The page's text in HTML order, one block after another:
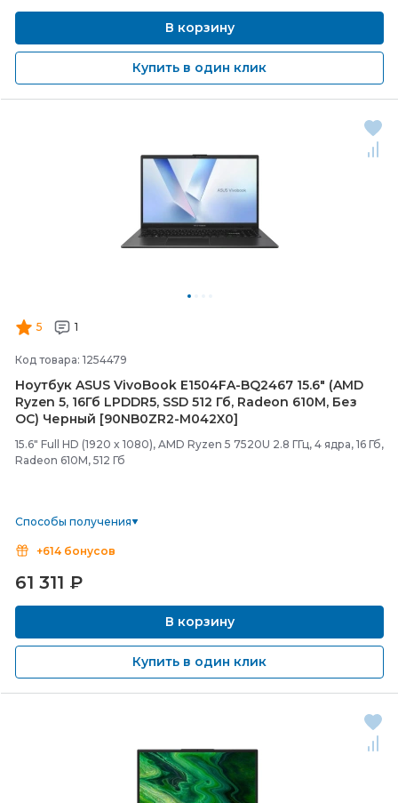
В корзину
Купить в один клик
5 1
Код товара: 1254479
Ноутбук ASUS VivoBook E1504FA-BQ2467 15.6" (AMD
Ryzen 5, 16Гб LPDDR5, SSD 512 Гб, Radeon 610M, Без
ОС) Черный [90NB0ZR2-M042X0]
15.6" Full HD (1920 x 1080), AMD Ryzen 5 7520U 2.8 ГГц, 4 ядра, 16 Гб,
Radeon 610M, 512 Гб
Способы получения
+614 бонусов
61 311 ₽
В корзину
Купить в один клик